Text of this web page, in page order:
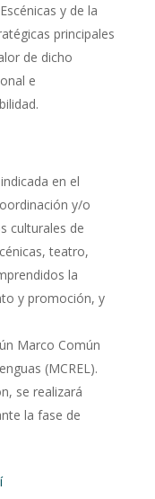
y de la
principales
de dicho
e
en el
y/o
culturales de
teatro,
la
y promoción, y
Marco Común
(MCREL).
se realizará
la fase de